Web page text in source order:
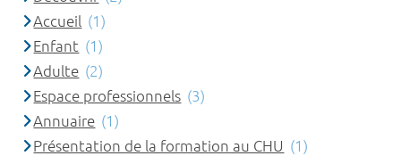
Accueil (1)
Enfant (1)
Adulte (2)
Espace professionnels (3)
Annuaire (1)
Présentation de la formation au CHU (1)